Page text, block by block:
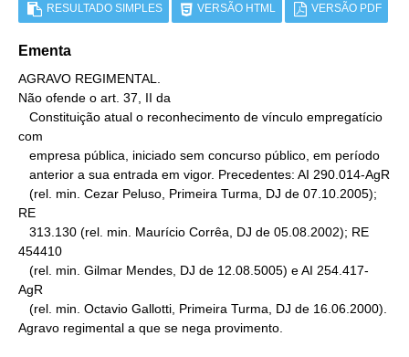
RESULTADO SIMPLES VERSÃO HTML VERSÃO PDF
Ementa
AGRAVO REGIMENTAL.
Não ofende o art. 37, II da
com
RE
454410
AgR
Agravo regimental a que se nega provimento.